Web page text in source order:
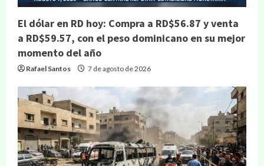
El dólar en RD hoy: Compra a RD$56.87 y venta
a RD$59.57, con el peso dominicano en su mejor
momento del año
Rafael Santos 7 de agosto de 2026